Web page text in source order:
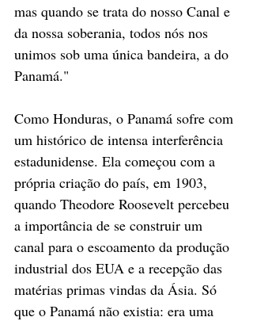
mas quando se trata do nosso Canal e
da nossa soberania, todos nós nos
unimos sob uma única bandeira, a do
Panamá."
Como Honduras, o Panamá sofre com
um histórico de intensa interferência
estadunidense. Ela começou com a
própria criação do país, em 1903,
quando Theodore Roosevelt percebeu
a importância de se construir um
canal para o escoamento da produção
industrial dos EUA e a recepção das
matérias primas vindas da Ásia. Só
que o Panamá não existia: era uma